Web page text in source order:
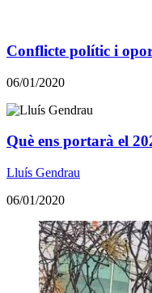
Conflicte polític i
06/01/2020
​​Què ens portarà el
Lluís Gendrau
06/01/2020